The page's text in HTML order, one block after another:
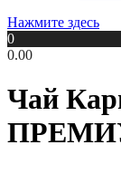
Нажмите здесь
0
0.00
Чай